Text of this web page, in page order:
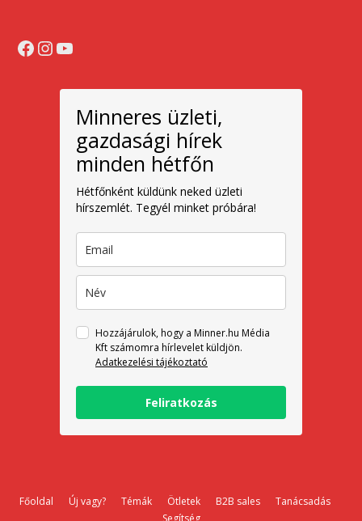
Facebook
Instagram
YouTube
Minneres üzleti,
gazdasági hírek
minden hétfőn
Hétfőnként küldünk neked üzleti
hírszemlét. Tegyél minket próbára!
Hozzájárulok, hogy a Minner.hu Média
Kft számomra hírlevelet küldjön.
Adatkezelési tájékoztató
Feliratkozás
Főoldal Új vagy? Témák Ötletek B2B sales
Tanácsadás
Segítség